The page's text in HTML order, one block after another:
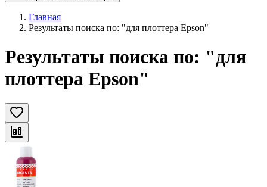
Главная
Результаты поиска по: "для плоттера Epson"
Результаты поиска по: "для
плоттера Epson"